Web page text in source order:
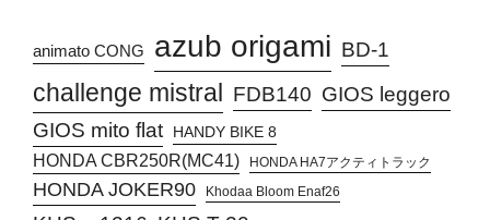
animato CONG azub origami BD-1
challenge mistral FDB140 GIOS leggero
GIOS mito flat
HANDY BIKE 8
HONDA CBR250R(MC41) HONDA HA7アクティトラック
HONDA JOKER90 Khodaa Bloom Enaf26